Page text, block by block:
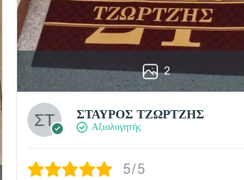
2
ΣΤΑΥΡΟΣ ΤΖΩΡΤΖΗΣ
Αξιολογητής
5/5